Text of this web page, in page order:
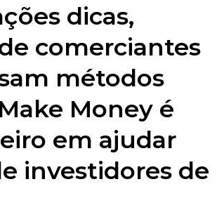
dicas,
comerciantes
métodos
Money é
em ajudar
investidores de